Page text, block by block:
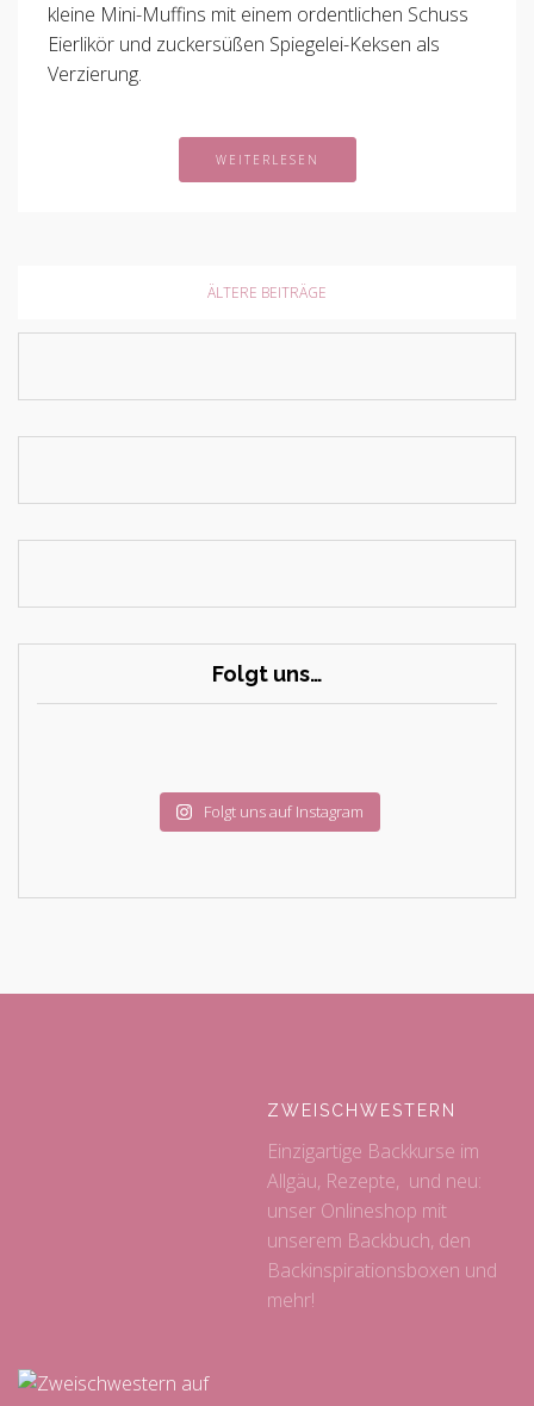
kleine Mini-Muffins mit einem ordentlichen Schuss
Eierlikör und zuckersüßen Spiegelei-Keksen als
Verzierung.
WEITERLESEN
ÄLTERE BEITRÄGE
Folgt uns…
Folgt uns auf Instagram
ZWEISCHWESTERN
Einzigartige Backkurse im
Allgäu, Rezepte, und neu:
unser Onlineshop mit
unserem Backbuch, den
Backinspirationsboxen und
mehr!